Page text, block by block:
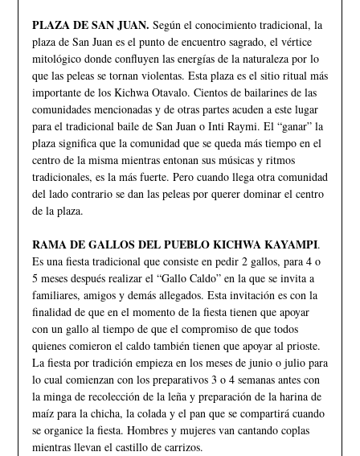
PLAZA DE SAN JUAN. Según el conocimiento tradicional, la
plaza de San Juan es el punto de encuentro sagrado, el vértice
mitológico donde confluyen las energías de la naturaleza por lo
que las peleas se tornan violentas. Esta plaza es el sitio ritual más
importante de los Kichwa Otavalo. Cientos de bailarines de las
comunidades mencionadas y de otras partes acuden a este lugar
para el tradicional baile de San Juan o Inti Raymi. El “ganar” la
plaza significa que la comunidad que se queda más tiempo en el
centro de la misma mientras entonan sus músicas y ritmos
tradicionales, es la más fuerte. Pero cuando llega otra comunidad
del lado contrario se dan las peleas por querer dominar el centro
de la plaza.
RAMA DE GALLOS DEL PUEBLO KICHWA KAYAMPI.
Es una fiesta tradicional que consiste en pedir 2 gallos, para 4 o
5 meses después realizar el “Gallo Caldo” en la que se invita a
familiares, amigos y demás allegados. Esta invitación es con la
finalidad de que en el momento de la fiesta tienen que apoyar
con un gallo al tiempo de que el compromiso de que todos
quienes comieron el caldo también tienen que apoyar al prioste.
La fiesta por tradición empieza en los meses de junio o julio para
lo cual comienzan con los preparativos 3 o 4 semanas antes con
la minga de recolección de la leña y preparación de la harina de
maíz para la chicha, la colada y el pan que se compartirá cuando
se organice la fiesta. Hombres y mujeres van cantando coplas
mientras llevan el castillo de carrizos.